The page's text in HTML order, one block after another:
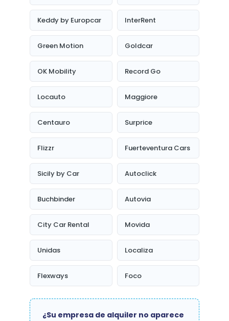
Keddy by Europcar InterRent
Green Motion Goldcar
OK Mobility Record Go
Locauto Maggiore
Centauro Surprice
Flizzr Fuerteventura Cars
Sicily by Car Autoclick
Buchbinder Autovia
City Car Rental Movida
Unidas Localiza
Flexways Foco
¿Su empresa de alquiler no aparece